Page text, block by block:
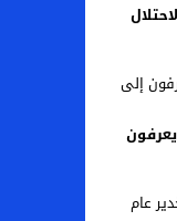
48 صحفيا والاحتلال